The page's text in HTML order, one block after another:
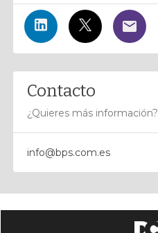
Contacto
¿Quieres más información?
info@bps.com.es